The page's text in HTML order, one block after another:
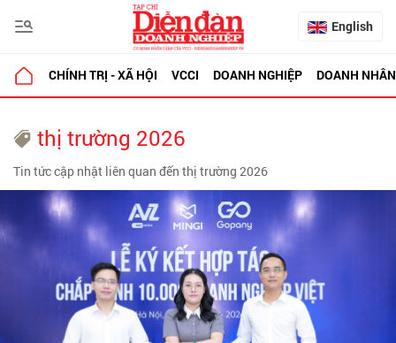
English
CHÍNH TRỊ - XÃ HỘI VCCI DOANH NGHIỆP DOANH NHÂN
thị trường 2026
Tin tức cập nhật liên quan đến thị trường 2026